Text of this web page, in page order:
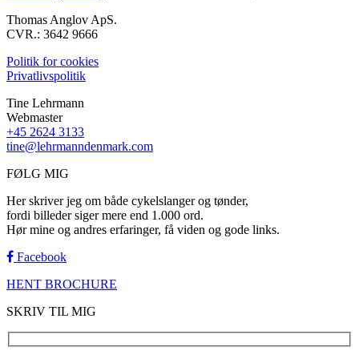
Thomas Anglov ApS.
CVR.: 3642 9666
Politik for cookies
Privatlivspolitik
Tine Lehrmann
Webmaster
+45 2624 3133
tine@lehrmanndenmark.com
FØLG MIG
Her skriver jeg om både cykelslanger og tønder,
fordi billeder siger mere end 1.000 ord.
Hør mine og andres erfaringer, få viden og gode links.
Facebook
HENT BROCHURE
SKRIV TIL MIG